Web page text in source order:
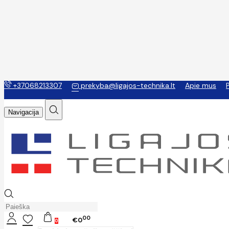
+37068213307 prekyba@ligajos-technika.lt Apie mus
Navigacija
0 €000